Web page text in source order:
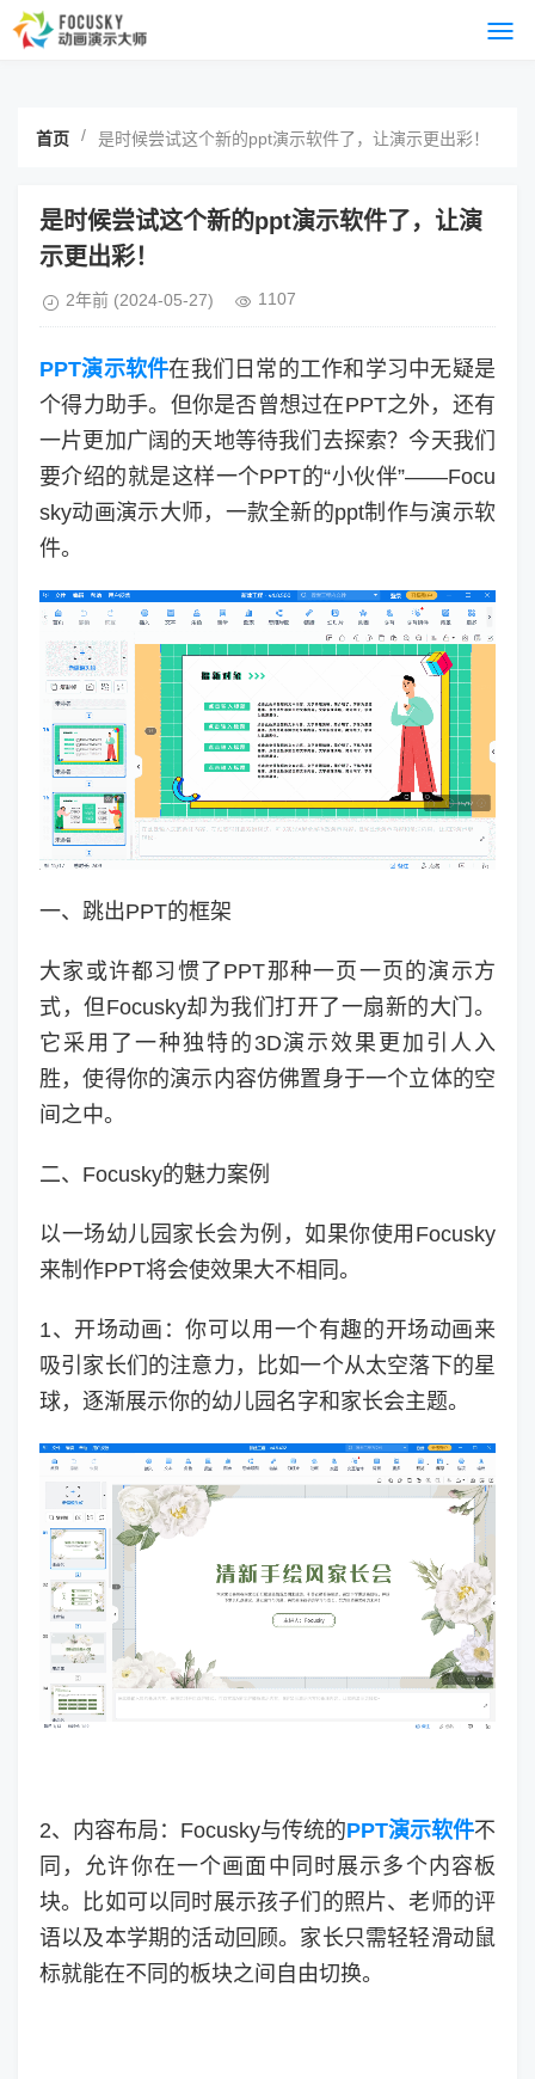
首页 / 是时候尝试这个新的ppt演示软件了，让演示更出彩！
是时候尝试这个新的ppt演示软件了，让演
示更出彩！
2年前 (2024-05-27) 1107
PPT演示软件在我们日常的工作和学习中无疑是
个得力助手。但你是否曾想过在PPT之外，还有
一片更加广阔的天地等待我们去探索？今天我们
要介绍的就是这样一个PPT的“小伙伴”——Focu
sky动画演示大师，一款全新的ppt制作与演示软
件。
一、跳出PPT的框架
大家或许都习惯了PPT那种一页一页的演示方
式，但Focusky却为我们打开了一扇新的大门。
它采用了一种独特的3D演示效果更加引人入
胜，使得你的演示内容仿佛置身于一个立体的空
间之中。
二、Focusky的魅力案例
以一场幼儿园家长会为例，如果你使用Focusky
来制作PPT将会使效果大不相同。
1、开场动画：你可以用一个有趣的开场动画来
吸引家长们的注意力，比如一个从太空落下的星
球，逐渐展示你的幼儿园名字和家长会主题。
2、内容布局：Focusky与传统的PPT演示软件不
同，允许你在一个画面中同时展示多个内容板
块。比如可以同时展示孩子们的照片、老师的评
语以及本学期的活动回顾。家长只需轻轻滑动鼠
标就能在不同的板块之间自由切换。